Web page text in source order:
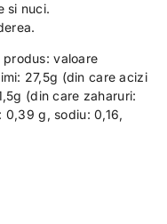
si nuci.
valoare
27,5g (din care acizi
(din care zaharuri:
g, sodiu: 0,16,